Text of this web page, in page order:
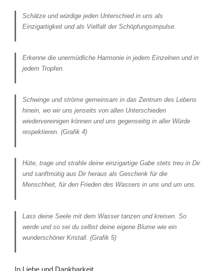
Schätze und würdige jeden Unterschied in uns als
Einzigartigkeit und als Vielfalt der Schöpfungsimpulse.
Erkenne die unermüdliche Harmonie in jedem Einzelnen und in
jedem Tropfen.
Schwinge und ströme gemeinsam in das Zentrum des Lebens
hinein, wo wir uns jenseits von allen Unterschieden
wiedervereinigen können und uns gegenseitig in aller Würde
respektieren. (Grafik 4)
Hüte, trage und strahle deine einzigartige Gabe stets treu in Dir
und sanftmütig aus Dir heraus als Geschenk für die
Menschheit, für den Frieden des Wassers in uns und um uns.
Lass deine Seele mit dem Wasser tanzen und kreisen. So
werde und so sei du selbst deine eigene Blume wie ein
wunderschöner Kristall. (Grafik 5)
In Liebe und Dankbarkeit